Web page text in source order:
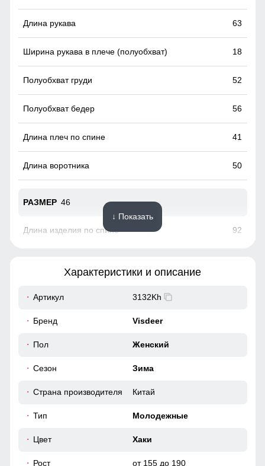
Меховая опушка
Натуральный мех енота: Роскошная отделка из
натурального меха придает куртке изысканный вид и
добавляет тепла в самые морозные дни. Съемная
опушка придает изящества образу и смотрится
благородно.
натурального меха придает куртке изысканный вид и
опушка придает изящества образу и смотрится
Устойчива к износу и легко очищается, что делает костюм
63
18
52
56
41
50
46
92
↓ Показать
Характеристики и описание
Артикул 3132Kh
Бренд Visdeer
Пол Женский
Сезон Зима
Страна производителя Китай
Тип Молодежные
Цвет Хаки
Рост от 155 до 190